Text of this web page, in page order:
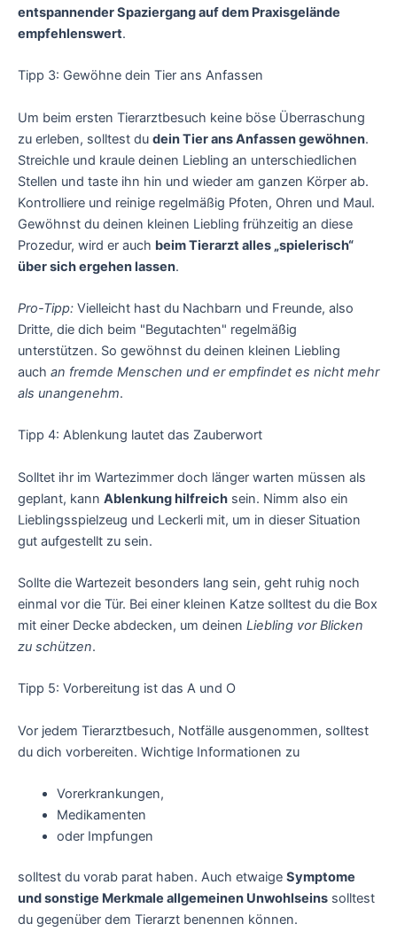
entspannender Spaziergang auf dem Praxisgelände
empfehlenswert.
Tipp 3: Gewöhne dein Tier ans Anfassen
Um beim ersten Tierarztbesuch keine böse Überraschung
zu erleben, solltest du dein Tier ans Anfassen gewöhnen.
Streichle und kraule deinen Liebling an unterschiedlichen
Stellen und taste ihn hin und wieder am ganzen Körper ab.
Kontrolliere und reinige regelmäßig Pfoten, Ohren und Maul.
Gewöhnst du deinen kleinen Liebling frühzeitig an diese
Prozedur, wird er auch beim Tierarzt alles „spielerisch“
über sich ergehen lassen.
Pro-Tipp: Vielleicht hast du Nachbarn und Freunde, also
Dritte, die dich beim "Begutachten" regelmäßig
unterstützen. So gewöhnst du deinen kleinen Liebling
auch an fremde Menschen und er empfindet es nicht mehr
als unangenehm.
Tipp 4: Ablenkung lautet das Zauberwort
Solltet ihr im Wartezimmer doch länger warten müssen als
geplant, kann Ablenkung hilfreich sein. Nimm also ein
Lieblingsspielzeug und Leckerli mit, um in dieser Situation
gut aufgestellt zu sein.
Sollte die Wartezeit besonders lang sein, geht ruhig noch
einmal vor die Tür. Bei einer kleinen Katze solltest du die Box
mit einer Decke abdecken, um deinen Liebling vor Blicken
zu schützen.
Tipp 5: Vorbereitung ist das A und O
Vor jedem Tierarztbesuch, Notfälle ausgenommen, solltest
du dich vorbereiten. Wichtige Informationen zu
Vorerkrankungen,
Medikamenten
oder Impfungen
solltest du vorab parat haben. Auch etwaige Symptome
und sonstige Merkmale allgemeinen Unwohlseins solltest
du gegenüber dem Tierarzt benennen können.